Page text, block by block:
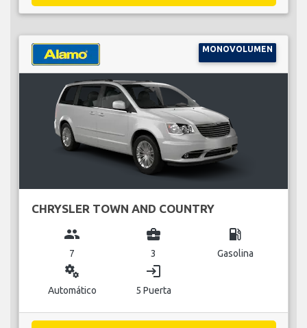
MONOVOLUMEN
CHRYSLER TOWN AND COUNTRY
group
7
business_center
3
local_gas_station
Gasolina
miscellaneous_services
Automático
login
5 Puerta